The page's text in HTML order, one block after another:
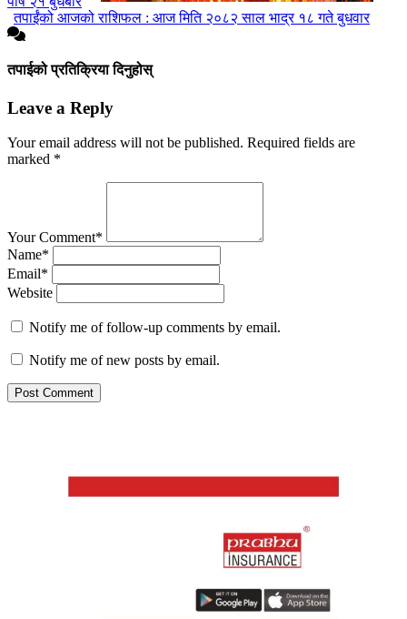
तपाईंको आजको राशिफल : आज मिति २०८२ साल भाद्र १८ गते बुधवार
तपाईको प्रतिक्रिया दिनुहोस्
Leave a Reply
Your email address will not be published. Required fields are
marked *
Your Comment*
Name*
Email*
Website
Notify me of follow-up comments by email.
Notify me of new posts by email.